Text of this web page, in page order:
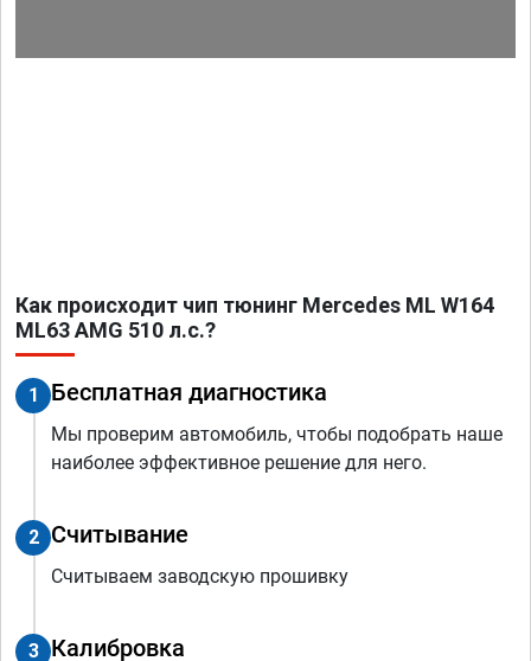
Как происходит чип тюнинг Mercedes ML W164
ML63 AMG 510 л.с.?
1 Бесплатная диагностика
Мы проверим автомобиль, чтобы подобрать наше
наиболее эффективное решение для него.
2 Считывание
Считываем заводскую прошивку
3 Калибровка